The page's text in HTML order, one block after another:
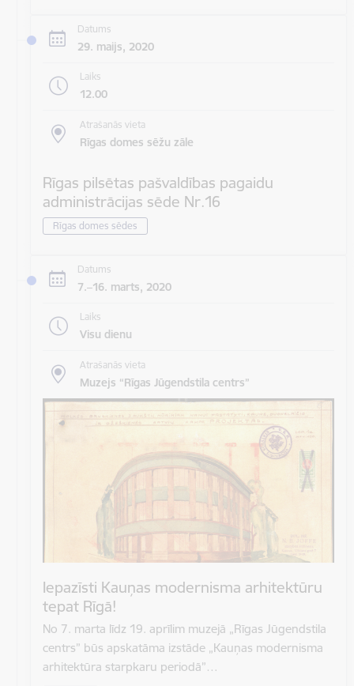
Datums
29. maijs, 2020
Laiks
12.00
Atrašanās vieta
Rīgas domes sēžu zāle
Rīgas pilsētas pašvaldības pagaidu
administrācijas sēde Nr.16
Rīgas domes sēdes
Datums
7.–16. marts, 2020
Laiks
Visu dienu
Atrašanās vieta
Muzejs “Rīgas Jūgendstila centrs”
Iepazīsti Kauņas modernisma arhitektūru
tepat Rīgā!
No 7. marta līdz 19. aprīlim muzejā „Rīgas Jūgendstila
centrs” būs apskatāma izstāde „Kauņas modernisma
arhitektūra starpkaru periodā”…